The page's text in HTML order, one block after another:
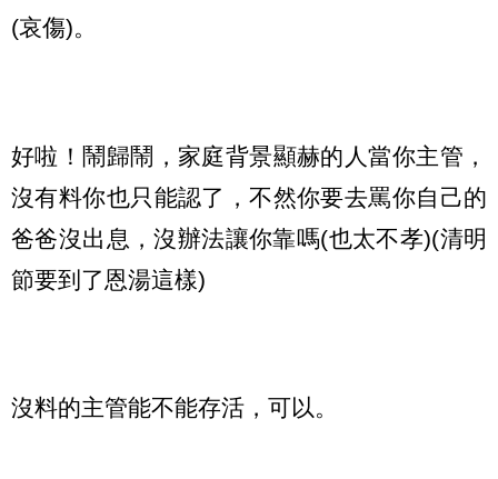
(哀傷)。
好啦！鬧歸鬧，家庭背景顯赫的人當你主管，
沒有料你也只能認了，不然你要去罵你自己的
爸爸沒出息，沒辦法讓你靠嗎(也太不孝)(清明
節要到了恩湯這樣)
沒料的主管能不能存活，可以。